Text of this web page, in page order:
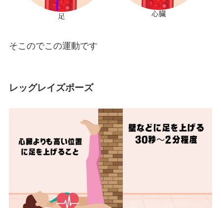
そこのでこの運動です
レッグレイズポーズ